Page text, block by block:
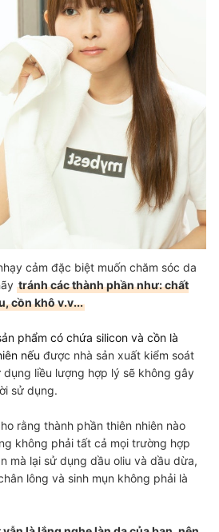
cảm đặc biệt muốn chăm sóc da
tránh các thành phần như: chất
cồn khô v.v...
phẩm có chứa silicon và cồn là
nếu được nhà sản xuất kiểm soát
liều lượng hợp lý sẽ không gây
sử dụng.
rằng thành phần thiên nhiên nào
không phải tất cả mọi trường hợp
mà lại sử dụng dầu oliu và dầu dừa,
lông và sinh mụn không phải là